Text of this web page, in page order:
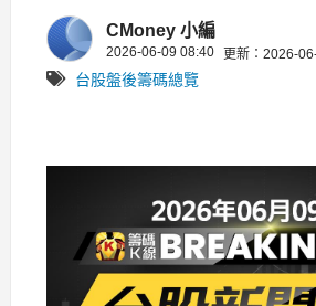
CMoney 小編
2026-06-09 08:40 更新：2026-
台股盤後籌碼總覽